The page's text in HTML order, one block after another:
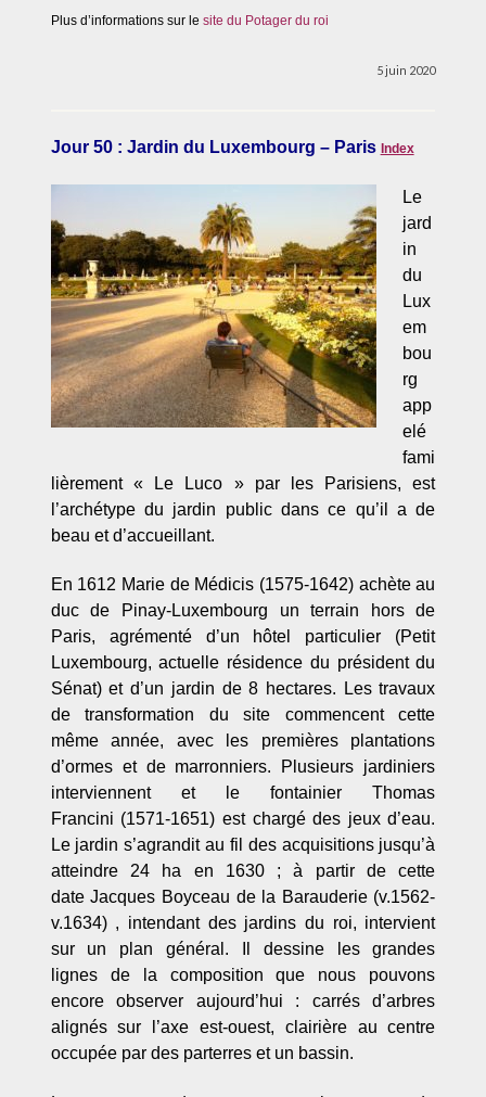
Plus d’informations sur le site du Potager du roi
5 juin 2020
Jour 50 : Jardin du Luxembourg – Paris Index
Le
jard
in
du
Lux
em
bou
rg
app
elé
fami
lièrement « Le Luco » par les Parisiens, est
l’archétype du jardin public dans ce qu’il a de
beau et d’accueillant.
En 1612 Marie de Médicis (1575-1642) achète au
duc de Pinay-Luxembourg un terrain hors de
Paris, agrémenté d’un hôtel particulier (Petit
Luxembourg, actuelle résidence du président du
Sénat) et d’un jardin de 8 hectares. Les travaux
de transformation du site commencent cette
même année, avec les premières plantations
d’ormes et de marronniers. Plusieurs jardiniers
interviennent et le fontainier Thomas
Francini (1571-1651) est chargé des jeux d’eau.
Le jardin s’agrandit au fil des acquisitions jusqu’à
atteindre 24 ha en 1630 ; à partir de cette
date Jacques Boyceau de la Barauderie (v.1562-
v.1634) , intendant des jardins du roi, intervient
sur un plan général. Il dessine les grandes
lignes de la composition que nous pouvons
encore observer aujourd’hui : carrés d’arbres
alignés sur l’axe est-ouest, clairière au centre
occupée par des parterres et un bassin.